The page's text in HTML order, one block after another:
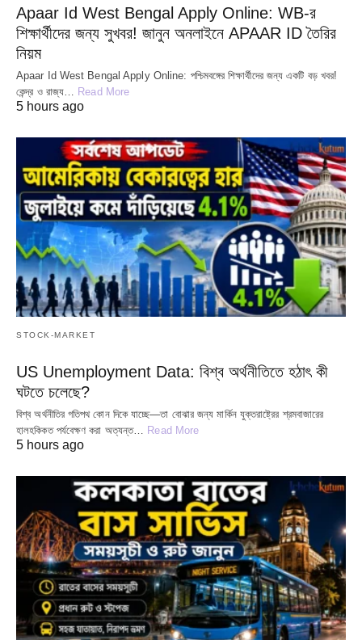
Apaar Id West Bengal Apply Online: WB-র
শিক্ষার্থীদের জন্য সুখবর! জানুন অনলাইনে APAAR ID তৈরির
নিয়ম
Apaar Id West Bengal Apply Online: পশ্চিমবঙ্গের শিক্ষার্থীদের জন্য একটি বড় খবর!
কেন্দ্র ও রাজ্য…
Read More
5 hours ago
STOCK-MARKET
US Unemployment Data: বিশ্ব অর্থনীতিতে হঠাৎ কী
ঘটতে চলেছে?
বিশ্ব অর্থনীতির গতিপথ কোন দিকে যাচ্ছে—তা বোঝার জন্য মার্কিন যুক্তরাষ্ট্রের শ্রমবাজারের
হালহকিকত পর্যবেক্ষণ করা অত্যন্ত… Read More
5 hours ago